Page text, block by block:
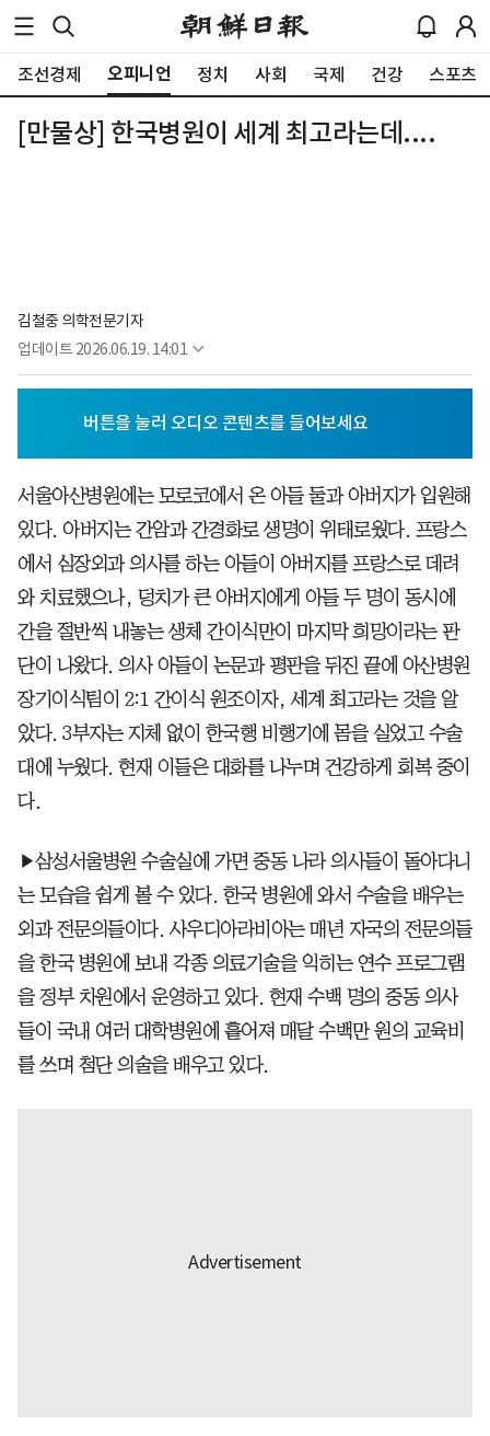
조선경제 오피니언 정치 사회 국제 건강 스포츠
[만물상] 한국병원이 세계 최고라는데....
김철중 의학전문기자
업데이트 2026.06.19. 14:01
서울아산병원에는 모로코에서 온 아들 둘과 아버지가 입원해
있다. 아버지는 간암과 간경화로 생명이 위태로웠다. 프랑스
에서 심장외과 의사를 하는 아들이 아버지를 프랑스로 데려
와 치료했으나, 덩치가 큰 아버지에게 아들 두 명이 동시에
간을 절반씩 내놓는 생체 간이식만이 마지막 희망이라는 판
단이 나왔다. 의사 아들이 논문과 평판을 뒤진 끝에 아산병원
장기이식팀이 2:1 간이식 원조이자, 세계 최고라는 것을 알
았다. 3부자는 지체 없이 한국행 비행기에 몸을 실었고 수술
대에 누웠다. 현재 이들은 대화를 나누며 건강하게 회복 중이
다.
▶삼성서울병원 수술실에 가면 중동 나라 의사들이 돌아다니
는 모습을 쉽게 볼 수 있다. 한국 병원에 와서 수술을 배우는
외과 전문의들이다. 사우디아라비아는 매년 자국의 전문의들
을 한국 병원에 보내 각종 의료기술을 익히는 연수 프로그램
을 정부 차원에서 운영하고 있다. 현재 수백 명의 중동 의사
들이 국내 여러 대학병원에 흩어져 매달 수백만 원의 교육비
를 쓰며 첨단 의술을 배우고 있다.